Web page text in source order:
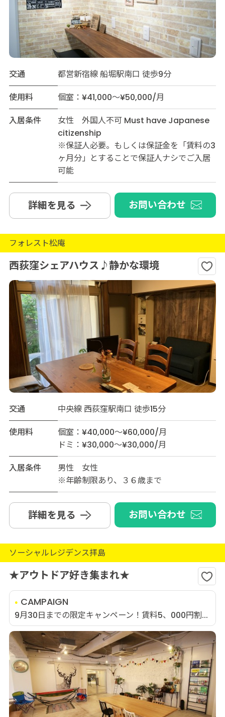
交通
都営新宿線 船堀駅南口 徒歩9分
使用料
個室：¥41,000～¥50,000/月
入居条件
女性 外国人不可 Must have Japanese
citizenship
※保証人必要。もしくは保証金を「賃料の3
ヶ月分」とすることで保証人ナシでご入居
可能
詳細を見る お問い合わせ
フォレスト松庵
西荻窪シェアハウス♪静かな環境
交通
中央線 西荻窪駅南口 徒歩15分
使用料
個室：¥40,000～¥60,000/月
ドミ：¥30,000～¥30,000/月
入居条件
男性 女性
※年齢制限あり、３６歳まで
詳細を見る お問い合わせ
ソーシャルレジデンス拝島
★アウトドア好き集まれ★
CAMPAIGN
9月30日までの限定キャンペーン！賃料5、000円割...